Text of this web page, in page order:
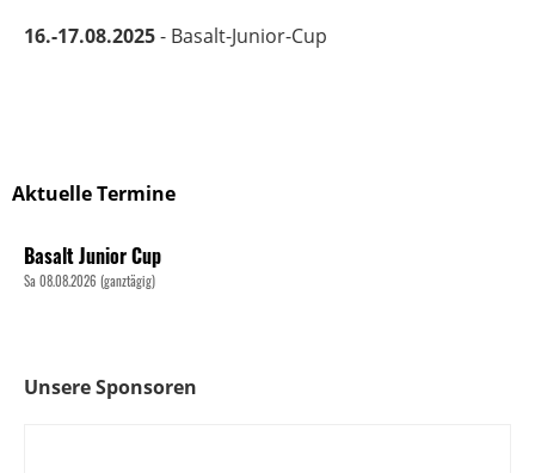
16.-17.08.2025- Basalt-Junior-Cup
Aktuelle Termine
Basalt Junior Cup
Sa 08.08.2026 (ganztägig)
Unsere Sponsoren